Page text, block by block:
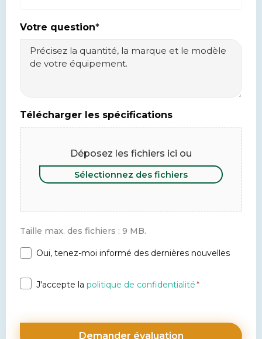
Votre question*
Télécharger les spécifications
Déposez les fichiers ici ou
Sélectionnez des fichiers
Taille max. des fichiers : 9 MB.
Newsletter
Oui, tenez-moi informé des dernières nouvelles
Privacy
J'accepte la politique de confidentialité*